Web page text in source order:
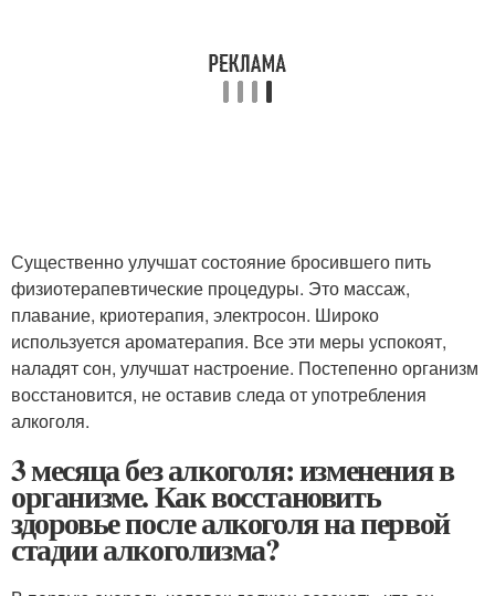
Существенно улучшат состояние бросившего пить
физиотерапевтические процедуры. Это массаж,
плавание, криотерапия, электросон. Широко
используется ароматерапия. Все эти меры успокоят,
наладят сон, улучшат настроение. Постепенно организм
восстановится, не оставив следа от употребления
алкоголя.
3 месяца без алкоголя: изменения в
организме. Как восстановить
здоровье после алкоголя на первой
стадии алкоголизма?